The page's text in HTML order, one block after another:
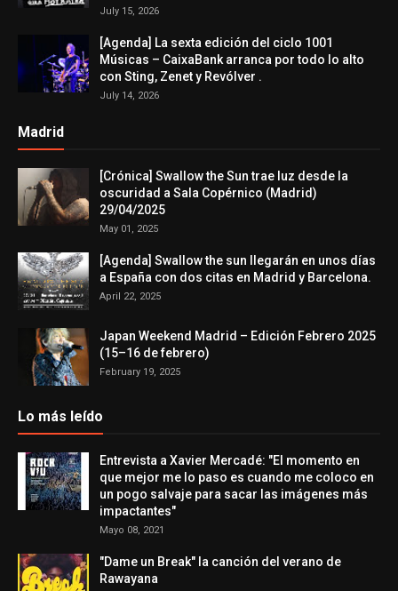
July 15, 2026
[Agenda] La sexta edición del ciclo 1001
Músicas – CaixaBank arranca por todo lo alto
con Sting, Zenet y Revólver .
July 14, 2026
Madrid
[Crónica] Swallow the Sun trae luz desde la
oscuridad a Sala Copérnico (Madrid)
29/04/2025
May 01, 2025
[Agenda] Swallow the sun llegarán en unos días
a España con dos citas en Madrid y Barcelona.
April 22, 2025
Japan Weekend Madrid – Edición Febrero 2025
(15–16 de febrero)
February 19, 2025
Lo más leído
Entrevista a Xavier Mercadé: "El momento en
que mejor me lo paso es cuando me coloco en
un pogo salvaje para sacar las imágenes más
impactantes"
Mayo 08, 2021
"Dame un Break" la canción del verano de
Rawayana